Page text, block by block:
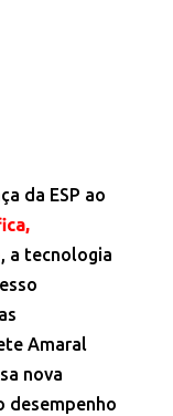
da ESP ao
, a tecnologia
Amaral
nova
desempenho